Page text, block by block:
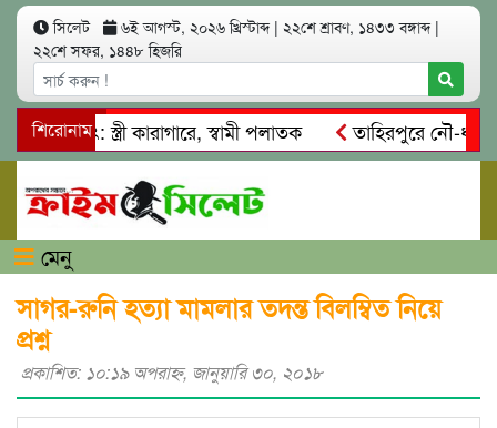
সিলেট ৬ই আগস্ট, ২০২৬ খ্রিস্টাব্দ | ২২শে শ্রাবণ, ১৪৩৩ বঙ্গাব্দ |
২২শে সফর, ১৪৪৮ হিজরি
শিরোনামস্ত্রী কারাগারে, স্বামী পলাতক
তাহিরপুরে নৌ-ধর্মঘট
মারধর
নগরীতে কোটি টাকার সম্পত্তি দখলের চেষ্টা:
মেনু
সাগর-রুনি হত্যা মামলার তদন্ত বিলম্বিত নিয়ে
প্রশ্ন
প্রকাশিত: ১০:১৯ অপরাহ্ণ, জানুয়ারি ৩০, ২০১৮